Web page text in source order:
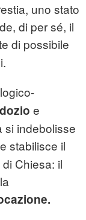
uno stato
di per sé, il
di possibile
e
si indebolisse
stabilisce il
Chiesa: il